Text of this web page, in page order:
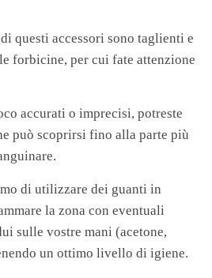
questi accessori sono taglienti e
forbicine, per cui fate attenzione
accurati o imprecisi, potreste
può scoprirsi fino alla parte più
di utilizzare dei guanti in
la zona con eventuali
sulle vostre mani (acetone,
un ottimo livello di igiene.